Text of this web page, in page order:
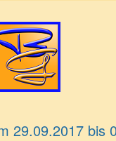
29.09.2017 bis